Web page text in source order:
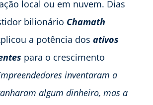
local ou em nuvem. Dias
bilionário Chamath
a potência dos ativos
para o crescimento
inventaram a
algum dinheiro, mas a